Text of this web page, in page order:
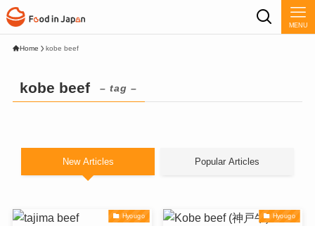
MENU
Home kobe beef
kobe beef – tag –
New Articles Popular Articles
Hyougo Hyougo